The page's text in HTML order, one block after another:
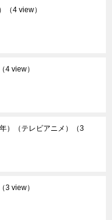
（4 view）
（4 view）
）（テレビアニメ）
（3
（3 view）